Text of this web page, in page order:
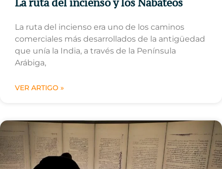
La ruta del incienso era uno de los caminos
comerciales más desarrollados de la antigüedad
que unía la India, a través de la Península
Arábiga,
VER ARTIGO »